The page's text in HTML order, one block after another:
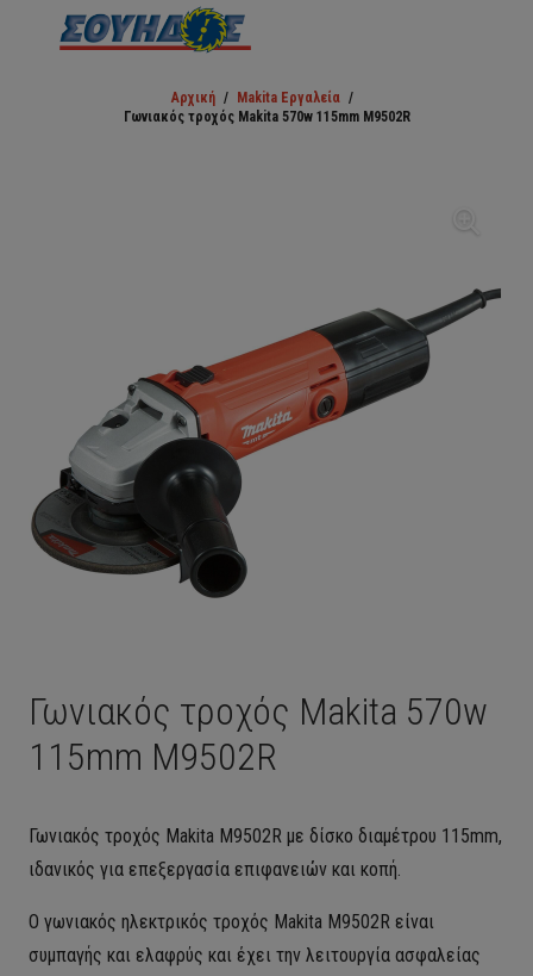
Αρχική / Makita Εργαλεία /
Γωνιακός τροχός Makita 570w 115mm M9502R
Γωνιακός τροχός Makita 570w
115mm M9502R
Γωνιακός τροχός Makita M9502R με δίσκο διαμέτρου 115mm,
ιδανικός για επεξεργασία επιφανειών και κοπή.
Ο γωνιακός ηλεκτρικός τροχός Makita M9502R είναι
συμπαγής και ελαφρύς και έχει την λειτουργία ασφαλείας